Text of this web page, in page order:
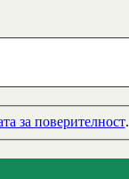
за поверителност.